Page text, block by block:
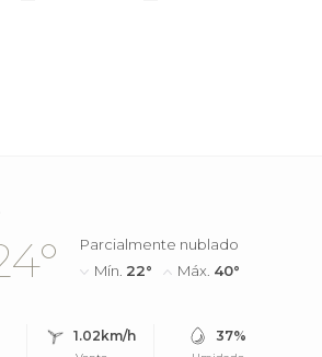
Parcialmente nublado
Mín. 22° Máx. 40°
1.02km/h 37%